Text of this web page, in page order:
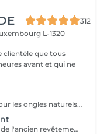
312
L-1320
clientèle que tous
avant et qui ne
Manucure express la solution idéale pour les ongles naturels courts. Cette prestation comprend la dépose du revêtement, une préparation rapide des ongles et des cuticules, un renforcement avec une base rubber transparente et une finition avec un top camouflage. Sans modification de la forme naturelle de l'ongle : nous conservons votre forme habituelle, ovale ou carrée.
Cette prestation comprend la dépose de l'ancien revêtement, le soin des cuticules, le travail des contours de l'ongle, la préparation de la plaque ongulaire et l'application d'un nouveau vernis semi-permanent. Afin de conserver un résultat soigné et durable, un remplissage est recommandé toutes les 2,5 à 3 semaines.